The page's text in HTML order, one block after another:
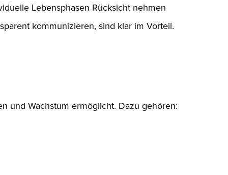
Lebensphasen Rücksicht nehmen
kommunizieren, sind klar im Vorteil.
und Wachstum ermöglicht. Dazu gehören: